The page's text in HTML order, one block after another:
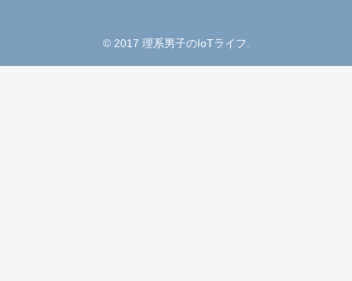
© 2017 理系男子のIoTライフ.